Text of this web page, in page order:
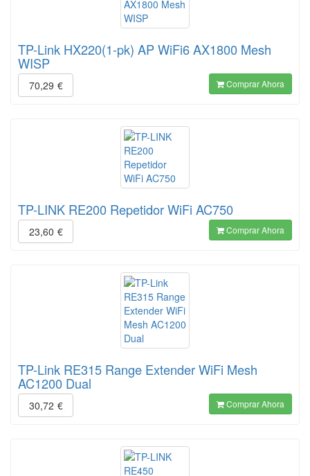
TP-Link HX220(1-pk) AP WiFi6 AX1800 Mesh
WISP
70,29 € Comprar Ahora
TP-LINK RE200 Repetidor WiFi AC750
23,60 € Comprar Ahora
TP-Link RE315 Range Extender WiFi Mesh
AC1200 Dual
30,72 € Comprar Ahora